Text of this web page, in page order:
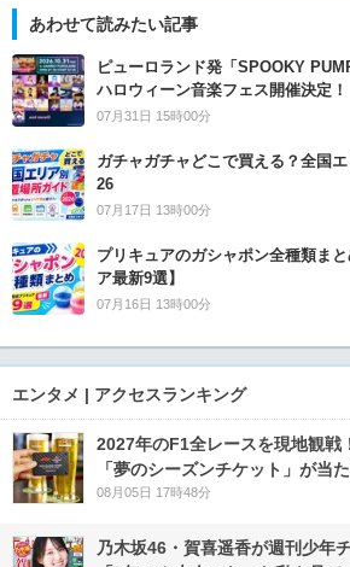
あわせて読みたい記事
ピューロランド発「SPOOKY
ハロウィーン音楽フェス開催決定！
07月31日 15時00分
ガチャガチャどこで買える？全国
26
07月17日 13時00分
プリキュアのガシャポン全種類ま
ア最新9選】
07月16日 13時00分
エンタメ | アクセスランキング
2027年のF1全レースを現地観戦
「夢のシーズンチケット」が当
08月05日 17時48分
乃木坂46・賀喜遥香が週刊少年